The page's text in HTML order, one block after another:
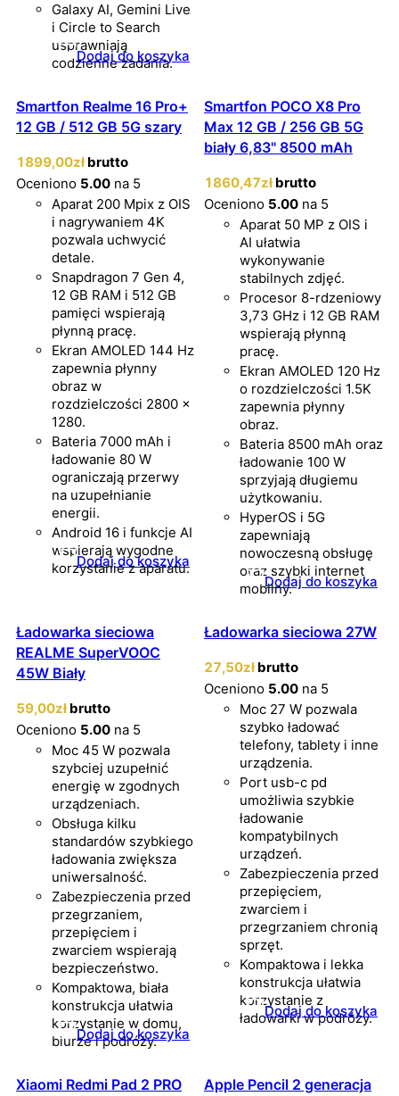
Galaxy AI, Gemini Live
i Circle to Search
usprawniają
codzienne zadania.
Dodaj do koszyka
Smartfon Realme 16 Pro+
12 GB / 512 GB 5G szary
1899,00zł brutto
Oceniono 5.00 na 5
Aparat 200 Mpix z OIS
i nagrywaniem 4K
pozwala uchwycić
detale.
Snapdragon 7 Gen 4,
12 GB RAM i 512 GB
pamięci wspierają
płynną pracę.
Ekran AMOLED 144 Hz
zapewnia płynny
obraz w
rozdzielczości 2800 ×
1280.
Bateria 7000 mAh i
ładowanie 80 W
ograniczają przerwy
na uzupełnianie
energii.
Android 16 i funkcje AI
wspierają wygodne
korzystanie z aparatu.
Dodaj do koszyka
Smartfon POCO X8 Pro
Max 12 GB / 256 GB 5G
biały 6,83" 8500 mAh
1860,47zł brutto
Oceniono 5.00 na 5
Aparat 50 MP z OIS i
AI ułatwia
wykonywanie
stabilnych zdjęć.
Procesor 8-rdzeniowy
3,73 GHz i 12 GB RAM
wspierają płynną
pracę.
Ekran AMOLED 120 Hz
o rozdzielczości 1.5K
zapewnia płynny
obraz.
Bateria 8500 mAh oraz
ładowanie 100 W
sprzyjają długiemu
użytkowaniu.
HyperOS i 5G
zapewniają
nowoczesną obsługę
oraz szybki internet
mobilny.Dodaj do koszyka
Ładowarka sieciowa
REALME SuperVOOC
45W Biały
59,00zł brutto
Oceniono 5.00 na 5
Moc 45 W pozwala
szybciej uzupełnić
energię w zgodnych
urządzeniach.
Obsługa kilku
standardów szybkiego
ładowania zwiększa
uniwersalność.
Zabezpieczenia przed
przegrzaniem,
przepięciem i
zwarciem wspierają
bezpieczeństwo.
Kompaktowa, biała
konstrukcja ułatwia
korzystanie w domu,
biurze i podróży.
Dodaj do koszyka
Ładowarka sieciowa 27W
27,50zł brutto
Oceniono 5.00 na 5
Moc 27 W pozwala
szybko ładować
telefony, tablety i inne
urządzenia.
Port usb-c pd
umożliwia szybkie
ładowanie
kompatybilnych
urządzeń.
Zabezpieczenia przed
przepięciem,
zwarciem i
przegrzaniem chronią
sprzęt.
Kompaktowa i lekka
konstrukcja ułatwia
korzystanie z
ładowarki w podróży.
Dodaj do koszyka
Xiaomi Redmi Pad 2 PRO Apple Pencil 2 generacja